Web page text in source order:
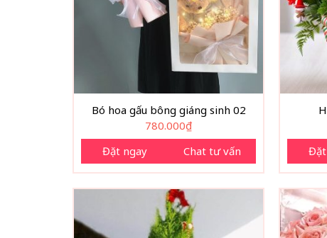
Bó hoa gấu bông giáng sinh 02
780.000₫
Đặt ngay
Chat tư vấn